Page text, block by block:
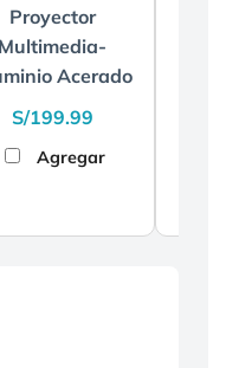
Proyector
Multimedia-
Acerado
S/199.99
Agregar